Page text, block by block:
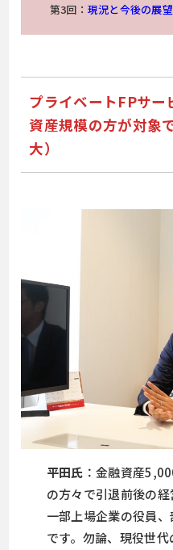
第3回： 現況と今後の展望
プライベートFPサー
資産規模の方が対象
大）
平田氏 ：金融資産
の方々で引退前後の経
一部上場企業の役員
です。勿論、現役世